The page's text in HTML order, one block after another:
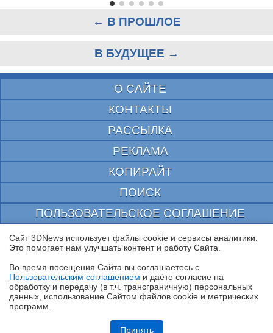
Обзор игрового QD-OLED WQHD-монитора Acer Predator X27U W1:
← В ПРОШЛОЕ
В БУДУЩЕЕ →
О САЙТЕ
КОНТАКТЫ
РАССЫЛКА
РЕКЛАМА
КОПИРАЙТ
ПОИСК
ПОЛЬЗОВАТЕЛЬСКОЕ СОГЛАШЕНИЕ
ЗАЩИЩЕНО CURATOR
© 1997—2026 Электронное периодическое издание "3ДНьюс" | Свидетельство о
выдано Федеральной Службой по надзору за соблюдением законодательства в сфере
массовых коммуникаций и охране культурного наследия
При цитировании документа ссылка на сайт с указанием автора обязательна. Полное
заимствование документа является нарушением
российского и международного законодательства и возможно только с согласия
Сайт 3DNews использует файлы cookie и сервисы аналитики.
Это помогает нам улучшать контент и работу Cайта.
Во время посещения Cайта вы соглашаетесь с
Пользовательским соглашением и даёте согласие на
обработку и передачу (в т.ч. трансграничную) персональных
данных, использование Cайтом файлов cookie и метрических
программ.
Принять